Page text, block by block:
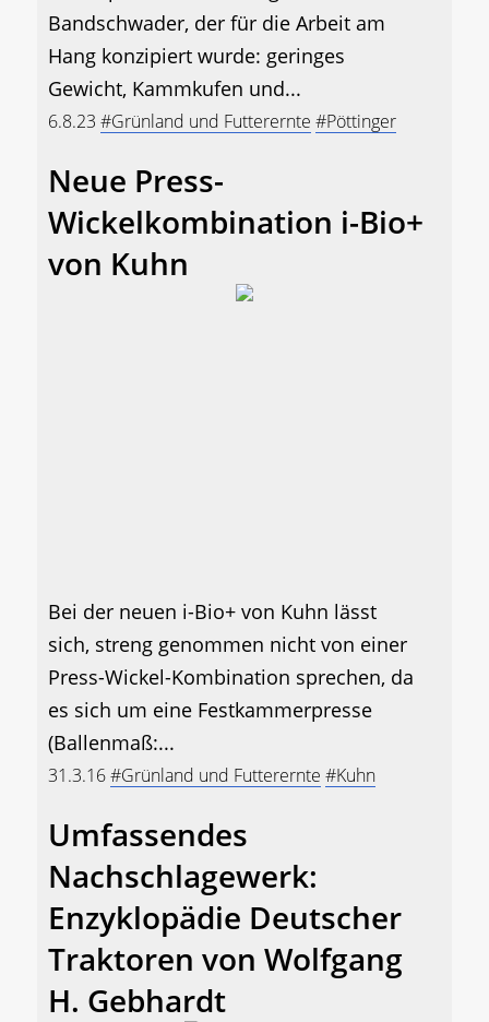
Bandschwader, der für die Arbeit am
Hang konzipiert wurde: geringes
Gewicht, Kammkufen und...
6.8.23 #Grünland und Futterernte #Pöttinger
Neue Press-
Wickelkombination i-Bio+
von Kuhn
Bei der neuen i-Bio+ von Kuhn lässt
sich, streng genommen nicht von einer
Press-Wickel-Kombination sprechen, da
es sich um eine Festkammerpresse
(Ballenmaß:...
31.3.16#Grünland und Futterernte #Kuhn
Umfassendes
Nachschlagewerk:
Enzyklopädie Deutscher
Traktoren von Wolfgang
H. Gebhardt